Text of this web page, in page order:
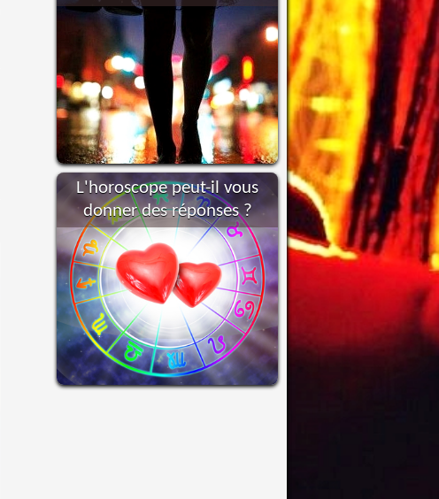
L'horoscope peut-il vous
donner des réponses ?